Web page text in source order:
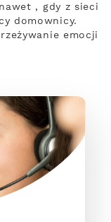
, gdy z sieci
domownicy.
emocji